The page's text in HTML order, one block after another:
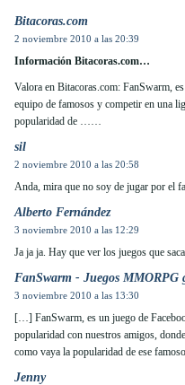
Bitacoras.com
2 noviembre 2010 a las 20:39
Información Bitacoras.com…
Valora en Bitacoras.com: FanSwarm,
equipo de famosos y competir en una
popularidad de ……
sil
2 noviembre 2010 a las 20:58
Anda, mira que no soy de jugar por el
Alberto Fernández
3 noviembre 2010 a las 12:29
Ja ja ja. Hay que ver los juegos que
FanSwarm - Juegos MMORPG
3 noviembre 2010 a las 13:30
[…] FanSwarm, es un juego de
popularidad con nuestros amigos,
como vaya la popularidad de ese
Jenny